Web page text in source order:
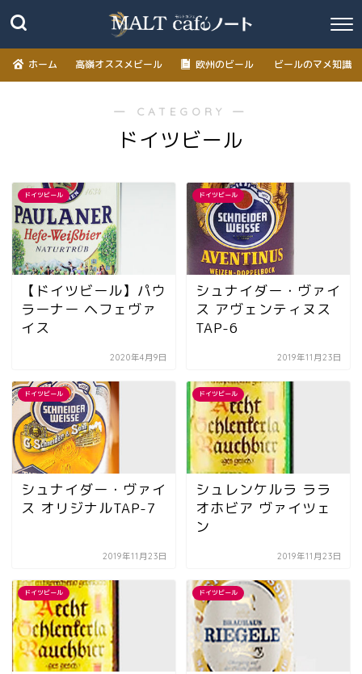
ホーム 高嶺オススメビール 欧州のビール ビールのマメ知識
― CATEGORY ―
ドイツビール
ドイツビール
【ドイツビール】パウ
ラーナー ヘフェヴァ
イス
2020年4月9日
ドイツビール
シュナイダー・ヴァイ
ス アヴェンティヌス
TAP-6
2019年11月23日
ドイツビール
シュナイダー・ヴァイ
ス オリジナルTAP-7
2019年11月23日
ドイツビール
シュレンケルラ ララ
オホビア ヴァイツェ
ン
2019年11月23日
ドイツビール ドイツビール